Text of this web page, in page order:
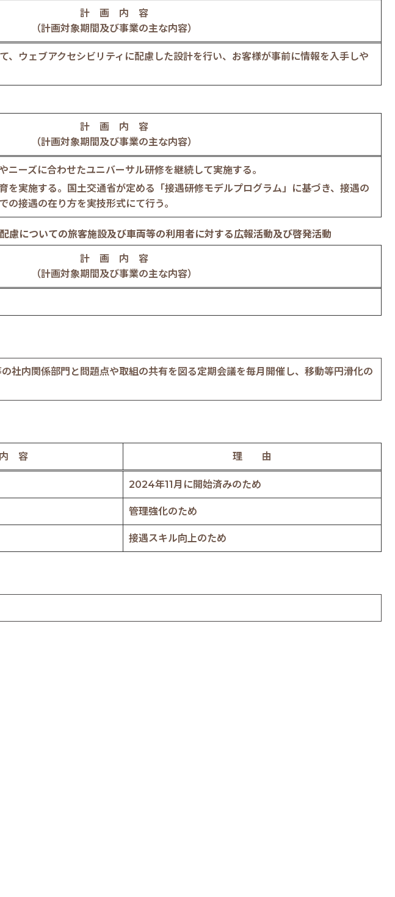
計 画 内 容
（計画対象期間及び事業の主な内容）
、ウェブアクセシビリティに配慮した設計を行い、お客様が事前に情報を入手しや
計 画 内 容
（計画対象期間及び事業の主な内容）
ニーズに合わせたユニバーサル研修を継続して実施する。
を実施する。国土交通省が定める「接遇研修モデルプログラム」に基づき、接遇の
の接遇の在り方を実技形式にて行う。
についての旅客施設及び車両等の利用者に対する広報活動及び啓発活動
計 画 内 容
（計画対象期間及び事業の主な内容）
社内関係部門と問題点や取組の共有を図る定期会議を毎月開催し、移動等円滑化の
容 理 由
2024年11月に開始済みのため
管理強化のため
接遇スキル向上のため